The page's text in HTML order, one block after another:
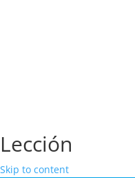
Lección
Skip to content